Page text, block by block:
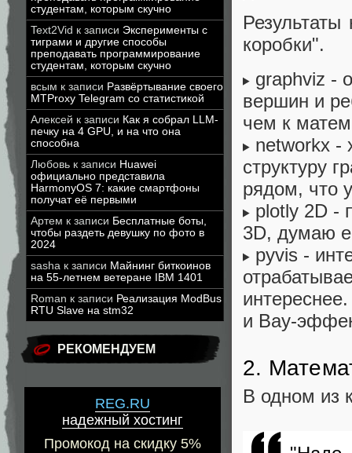
студентам, которым скучно
Text2Vid к записи Эксперименты с
тиграми и другие способы
преподавать программирование
студентам, которым скучно
всым к записи Развёртывание своего
MTProxy Telegram со статистикой
Алексей к записи Как я собрал LLM-
печку на 4 GPU, и на что она
способна
Любовь к записи Huawei
официально представила
HarmonyOS 7: какие смартфоны
получат её первыми
Артем к записи Бесплатные боты,
чтобы раздеть девушку по фото в
2024
sasha к записи Майнинг биткоинов
на 55-летнем ветеране IBM 1401
Roman к записи Реализация ModBus
RTU Slave на stm32
РЕКОМЕНДУЕМ
REG.RU
надежный хостинг
Промокод на скидку 5%
коробки".
graphviz -
вершин и
чем к
networkx -
структуру
рядом, что
plotly 2D -
3D, думаю
pyvis -
и Вау-
2.
В одном из